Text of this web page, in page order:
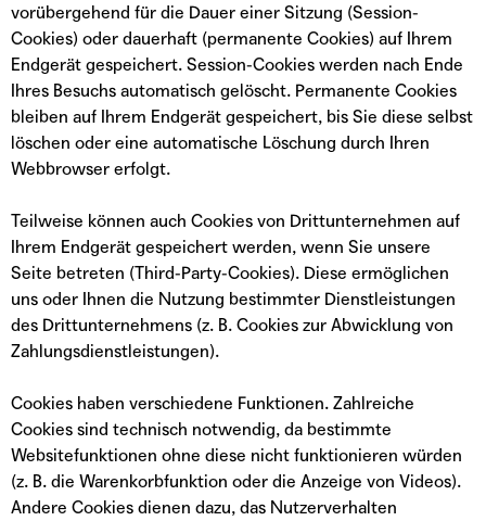
vorübergehend für die Dauer einer Sitzung (Session-
Cookies) oder dauerhaft (permanente Cookies) auf Ihrem
Endgerät gespeichert. Session-Cookies werden nach Ende
Ihres Besuchs automatisch gelöscht. Permanente Cookies
bleiben auf Ihrem Endgerät gespeichert, bis Sie diese selbst
löschen oder eine automatische Löschung durch Ihren
Webbrowser erfolgt.
Teilweise können auch Cookies von Drittunternehmen auf
Ihrem Endgerät gespeichert werden, wenn Sie unsere
Seite betreten (Third-Party-Cookies). Diese ermöglichen
uns oder Ihnen die Nutzung bestimmter Dienstleistungen
des Drittunternehmens (z. B. Cookies zur Abwicklung von
Zahlungsdienstleistungen).
Cookies haben verschiedene Funktionen. Zahlreiche
Cookies sind technisch notwendig, da bestimmte
Websitefunktionen ohne diese nicht funktionieren würden
(z. B. die Warenkorbfunktion oder die Anzeige von Videos).
Andere Cookies dienen dazu, das Nutzerverhalten